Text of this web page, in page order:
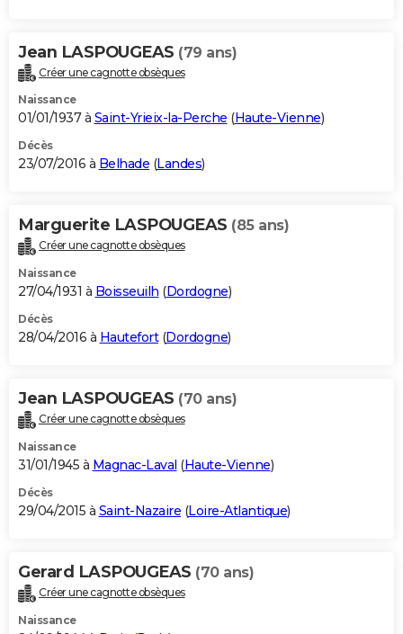
Jean LASPOUGEAS (79 ans)
Créer une cagnotte obsèques
Naissance
01/01/1937 à Saint-Yrieix-la-Perche (Haute-Vienne)
Décès
23/07/2016 à Belhade (Landes)
Marguerite LASPOUGEAS (85 ans)
Créer une cagnotte obsèques
Naissance
27/04/1931 à Boisseuilh (Dordogne)
Décès
28/04/2016 à Hautefort(Dordogne)
Jean LASPOUGEAS (70 ans)
Créer une cagnotte obsèques
Naissance
31/01/1945 à Magnac-Laval (Haute-Vienne)
Décès
29/04/2015 à Saint-Nazaire (Loire-Atlantique)
Gerard LASPOUGEAS (70 ans)
Créer une cagnotte obsèques
Naissance